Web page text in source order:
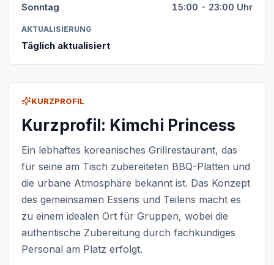
KURZPROFIL
Kurzprofil: Kimchi Princess
Ein lebhaftes koreanisches Grillrestaurant, das
für seine am Tisch zubereiteten BBQ-Platten und
die urbane Atmosphäre bekannt ist. Das Konzept
des gemeinsamen Essens und Teilens macht es
zu einem idealen Ort für Gruppen, wobei die
authentische Zubereitung durch fachkundiges
Personal am Platz erfolgt.
Sonntag
15:00 - 23:00 Uhr
AKTUALISIERUNG
Täglich aktualisiert